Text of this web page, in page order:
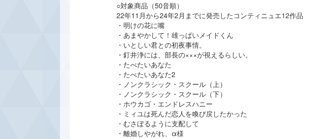
○対象商品（50音順）
22年11月から24年2月までに発売したコンティニュエ12作品
・明けの花に嘴
・あまやかして！雄っぱいメイドくん
・いとしい君との初夜事情。
・釘井浄には、部長の×××が視えるらしい。
・たべたいあなた
・たべたいあなた2
・ノンクラシック・スクール（上）
・ノンクラシック・スクール（下）
・ホウカゴ・エンドレスハニー
・ミィユは死んだ恋人を喚び戻したかった
・むさぼるように支配して
・離婚しやがれ、α様